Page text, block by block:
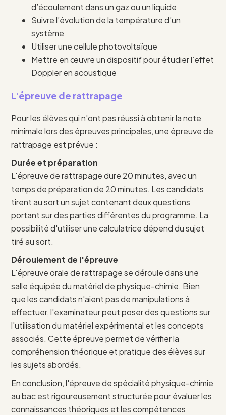
d’écoulement dans un gaz ou un liquide
Suivre l’évolution de la température d’un
système
Utiliser une cellule photovoltaïque
Mettre en œuvre un dispositif pour étudier l’effet
Doppler en acoustique
L'épreuve de rattrapage
Pour les élèves qui n'ont pas réussi à obtenir la note
minimale lors des épreuves principales, une épreuve de
rattrapage est prévue :
Durée et préparation
L'épreuve de rattrapage dure 20 minutes, avec un
temps de préparation de 20 minutes. Les candidats
tirent au sort un sujet contenant deux questions
portant sur des parties différentes du programme. La
possibilité d'utiliser une calculatrice dépend du sujet
tiré au sort.
Déroulement de l'épreuve
L'épreuve orale de rattrapage se déroule dans une
salle équipée du matériel de physique-chimie. Bien
que les candidats n'aient pas de manipulations à
effectuer, l'examinateur peut poser des questions sur
l'utilisation du matériel expérimental et les concepts
associés. Cette épreuve permet de vérifier la
compréhension théorique et pratique des élèves sur
les sujets abordés.
En conclusion, l'épreuve de spécialité physique-chimie
au bac est rigoureusement structurée pour évaluer les
connaissances théoriques et les compétences